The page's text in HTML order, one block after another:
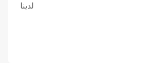
لدينا